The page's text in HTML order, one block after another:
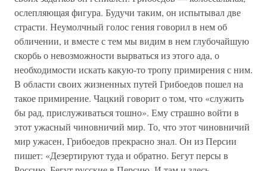
ослепляющая фигура. Будучи таким, он испытывал две
страсти. Неумолчный голос гения говорил в нем об
обличении, и вместе с тем мы видим в нем глубочайшую
скорбь о невозможности вырваться из этого ада, о
необходимости искать какую-то тропу примирения с ним.
В области своих жизненных путей Грибоедов пошел на
такое примирение. Чацкий говорит о том, что «служить
бы рад, прислуживаться тошно». Ему страшно войти в
этот ужасный чиновничий мир. То, что этот чиновничий
мир ужасен, Грибоедов прекрасно знал. Он из Персии
пишет: «Дезертируют туда и обратно. Бегут персы в